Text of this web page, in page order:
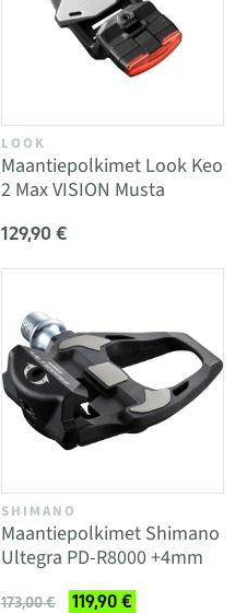
LOOK
Maantiepolkimet Look Keo
2 Max VISION Musta
129,90 €
SHIMANO
Maantiepolkimet Shimano
Ultegra PD-R8000 +4mm
173,00 € 119,90 €